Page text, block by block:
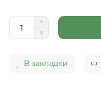
В закладки